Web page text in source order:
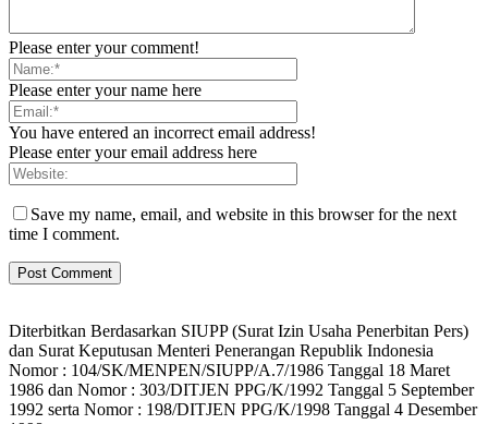
Please enter your comment!
Please enter your name here
You have entered an incorrect email address!
Please enter your email address here
Save my name, email, and website in this browser for the next
time I comment.
Diterbitkan Berdasarkan SIUPP (Surat Izin Usaha Penerbitan Pers)
dan Surat Keputusan Menteri Penerangan Republik Indonesia
Nomor : 104/SK/MENPEN/SIUPP/A.7/1986 Tanggal 18 Maret
1986 dan Nomor : 303/DITJEN PPG/K/1992 Tanggal 5 September
1992 serta Nomor : 198/DITJEN PPG/K/1998 Tanggal 4 Desember